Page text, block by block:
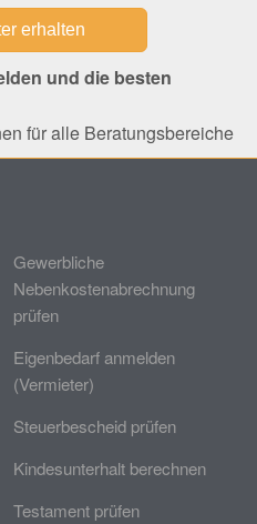
und die besten
für alle Beratungsbereiche
Gewerbliche
Nebenkostenabrechnung
prüfen
Eigenbedarf anmelden
(Vermieter)
Steuerbescheid prüfen
Kindesunterhalt berechnen
Testament prüfen